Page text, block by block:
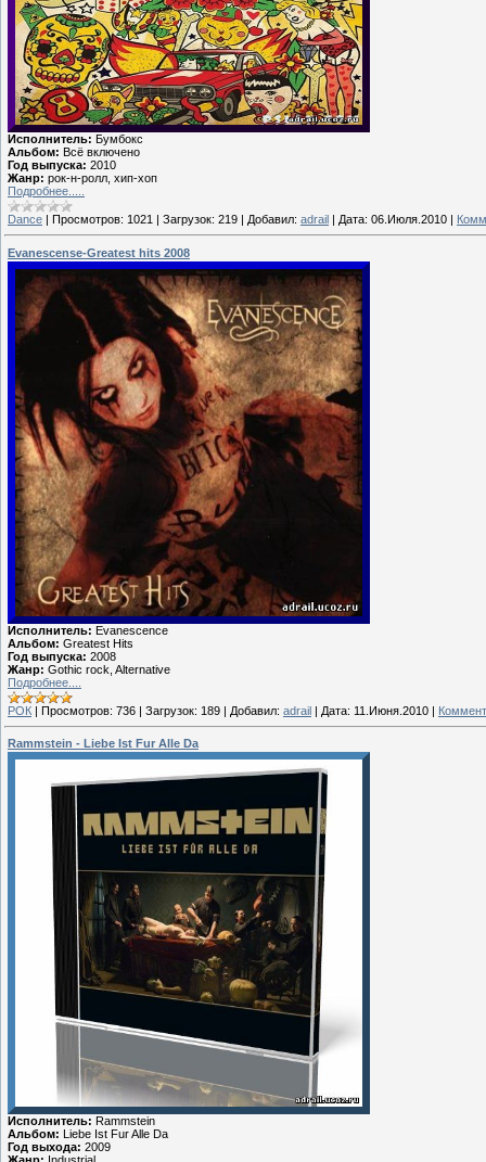
Исполнитель: Бумбокс
Альбом: Всё включено
Год выпуска: 2010
Жанр: рок-н-ролл, хип-хоп
Подробнее.....
Dance | Просмотров: 1021 | Загрузок: 219 | Добавил: adrail | Дата: 06.Июля.2010 |
Evanescense-Greatest hits 2008
Исполнитель: Evanescence
Альбом: Greatest Hits
Год выпуска: 2008
Жанр: Gothic rock, Alternative
Подробнее....
РОК | Просмотров: 736 | Загрузок: 189 | Добавил: adrail | Дата: 11.Июня.2010 |
Rammstein - Liebe Ist Fur Alle Da
Исполнитель: Rammstein
Альбом:
Liebe Ist Fur Alle Da
Год выхода: 2009